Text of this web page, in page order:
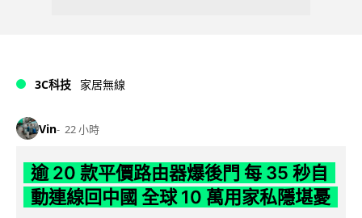
3C科技 家居無線
Vin 22 小時
逾 20 款平價路由器爆後門 每 35 秒自
動連線回中國 全球 10 萬用家私隱堪憂